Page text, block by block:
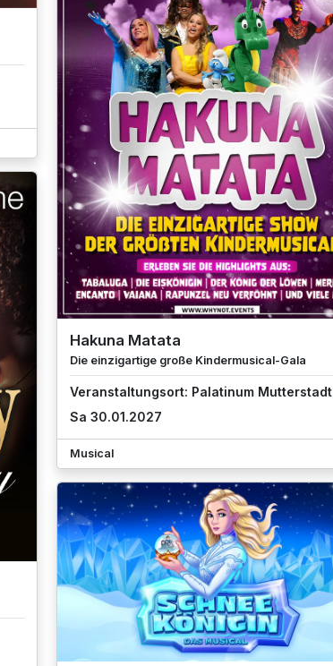
Hakuna Matata
Die einzigartige große Kindermusical-Gala
Veranstaltungsort: Palatinum Mutterstadt
Sa 30.01.2027
Musical